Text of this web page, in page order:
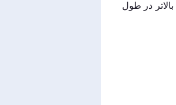
در طول